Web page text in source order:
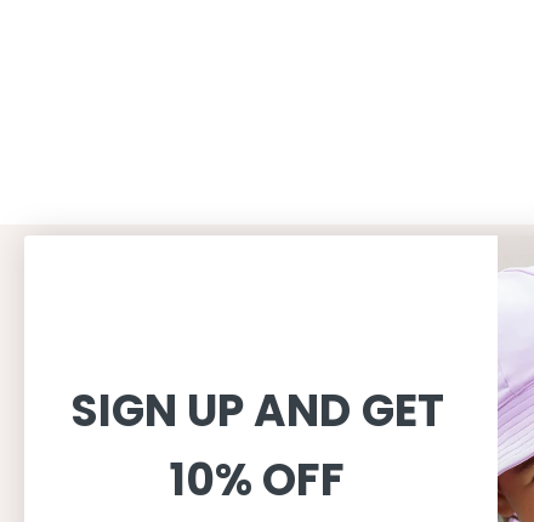
Versand
Cookie & Dataschutzerklärung
Über
Unsere
Sicher in
SIGN UP AND GET
10% OFF